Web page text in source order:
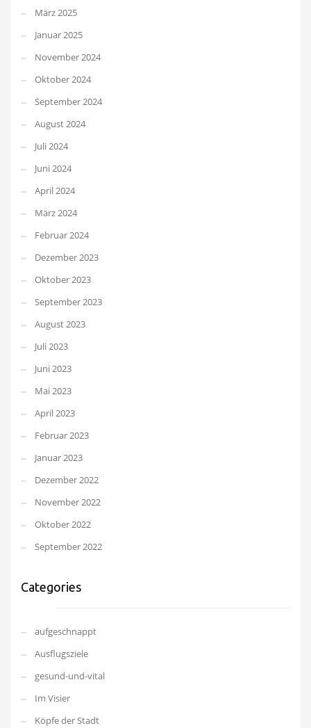
März 2025
Januar 2025
November 2024
Oktober 2024
September 2024
August 2024
Juli 2024
Juni 2024
April 2024
März 2024
Februar 2024
Dezember 2023
Oktober 2023
September 2023
August 2023
Juli 2023
Juni 2023
Mai 2023
April 2023
Februar 2023
Januar 2023
Dezember 2022
November 2022
Oktober 2022
September 2022
Categories
aufgeschnappt
Ausflugsziele
gesund-und-vital
Im Visier
Köpfe der Stadt